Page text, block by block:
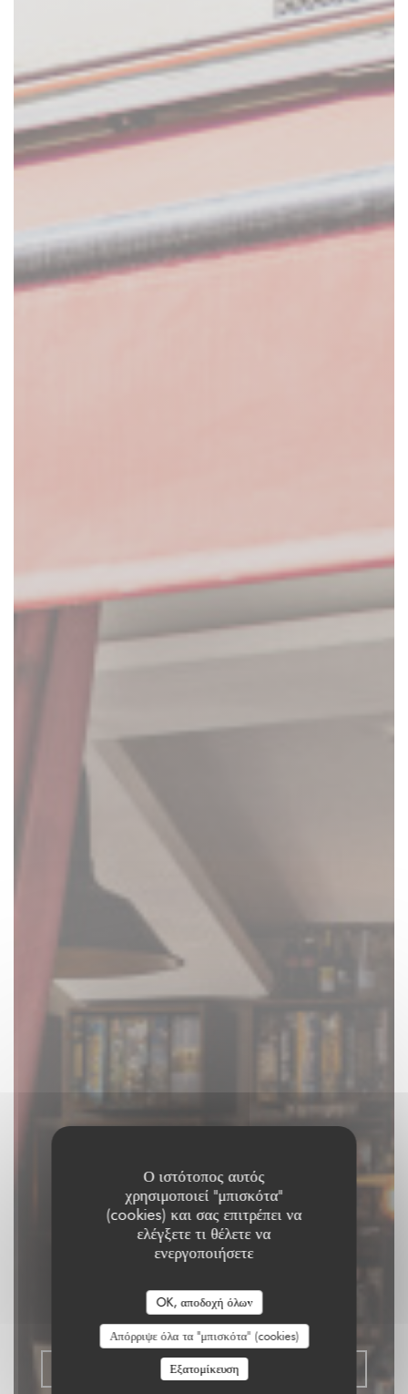
Ο ιστότοπος αυτός
χρησιμοποιεί "μπισκότα"
(cookies) και σας επιτρέπει να
ελέγξετε τι θέλετε να
ενεργοποιήσετε
OK, αποδοχή όλων
Απόρριψε όλα τα "μπισκότα" (cookies)
Εξατομίκευση
Aux Dés Calés 18 -
ΕΣΤΙΑΤΌΡΙΟ ΜΕ ΜΠΑΡ
ΚΆΝΤΕ ΚΡΆΤΗΣΗ ΤΡΑΠΕΖΙΟΎ